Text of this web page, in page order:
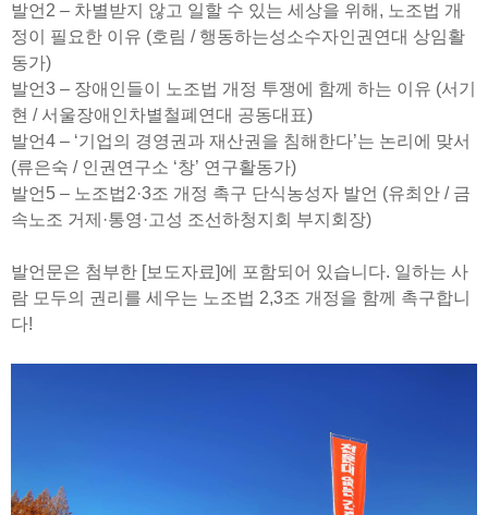
발언2 – 차별받지 않고 일할 수 있는 세상을 위해, 노조법 개
정이 필요한 이유 (호림 / 행동하는성소수자인권연대 상임활
동가)
발언3 – 장애인들이 노조법 개정 투쟁에 함께 하는 이유 (서기
현 / 서울장애인차별철폐연대 공동대표)
발언4 – ‘기업의 경영권과 재산권을 침해한다’는 논리에 맞서
(류은숙 / 인권연구소 ‘창’ 연구활동가)
발언5 – 노조법2·3조 개정 촉구 단식농성자 발언 (유최안 / 금
속노조 거제·통영·고성 조선하청지회 부지회장)
발언문은 첨부한 [보도자료]에 포함되어 있습니다. 일하는 사
람 모두의 권리를 세우는 노조법 2,3조 개정을 함께 촉구합니
다!